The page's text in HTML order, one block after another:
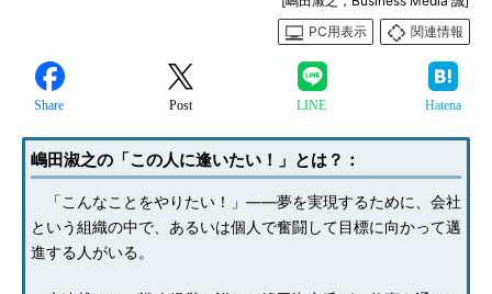
PC用表示
関連情報
Share Post LINE Hatena
嶋田淑之の「この人に逢いたい！」とは？：
「こんなことをやりたい！」――夢を実現するために、会社
という組織の中で、あるいは個人で奮闘して目標に向かって邁
進する人がいる。